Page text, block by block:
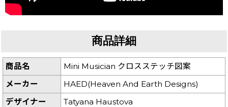
商品詳細
商品名
Mini Musician クロスステッチ図案
メーカー
HAED(Heaven And Earth Designs)
デザイナー
Tatyana Haustova